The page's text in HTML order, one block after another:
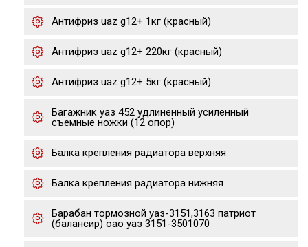
Антифриз uaz g12+ 1кг (красный)
Антифриз uaz g12+ 220кг (красный)
Антифриз uaz g12+ 5кг (красный)
Багажник уаз 452 удлиненный усиленный
съемные ножки (12 опор)
Балка крепления радиатора верхняя
Балка крепления радиатора нижняя
Барабан тормозной уаз-3151,3163 патриот
(балансир) оао уаз 3151-3501070